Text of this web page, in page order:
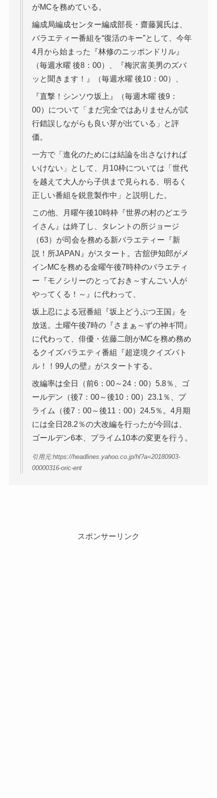
がMCを務めている。
編成局編成センター編成部長・齋藤翼氏は、
バラエティー番組を“復活のキー”として、今年
4月から始まった『林修のニッポンドリル』
（毎週水曜 後8：00）、『梅沢富美男のズバ
ッと聞きます！』（毎週水曜 後10：00）、
『直撃！シンソウ坂上』（毎週木曜 後9：
00）について「まだ完全ではありませんが試
行錯誤しながらも良い芽が出ている」と評
価。
一方で「進化のためには結論を出さなければ
いけない」として、月10枠については「世代
を越えて大人から子供まで見られる、明るく
正しい番組を鋭意製作中」と説明した。
この他、月曜午後10時枠『世界の村のどエラ
イさん』は終了し、タレントの所ジョージ
（63）が司会を務める新バラエティー『新
説！所JAPAN』がスタート。古舘伊知郎がメ
インMCを務める金曜午後7時枠のバラエティ
ー『モノシリーのとっておき～すんごい人が
やってくる！～』に代わって、
坂上忍による冠番組『坂上どうぶつ王国』を
放送。土曜午後7時の『さまぁ～ずの神ギ問』
に代わって、俳優・佐藤二朗がMCを務め務め
るクイズバラエティ番組『超逆境クイズバト
ル！！99人の壁』がスタートする。
改編率は全日（前6：00～24：00）5.8％、ゴ
ールデン（後7：00～後10：00）23.1％、プ
ライム（後7：00～後11：00）24.5％。4月期
には全日28.2％の大改編を行ったが今回は、
ゴールデン6本、プライム10本の変更を行う。
引用元:https://headlines.yahoo.co.jp/hl?a=20180903-
00000316-oric-ent
スポンサーリンク